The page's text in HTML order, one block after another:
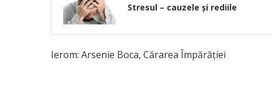
Stresul – cauzele și rediile
Ierom: Arsenie Boca, Cărarea Împărăției